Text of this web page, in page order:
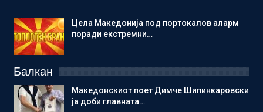
Цела Македонија под портокалов аларм
поради екстремни…
Балкан
Македонскиот поет Димче Шипинкаровски
ја доби главната…